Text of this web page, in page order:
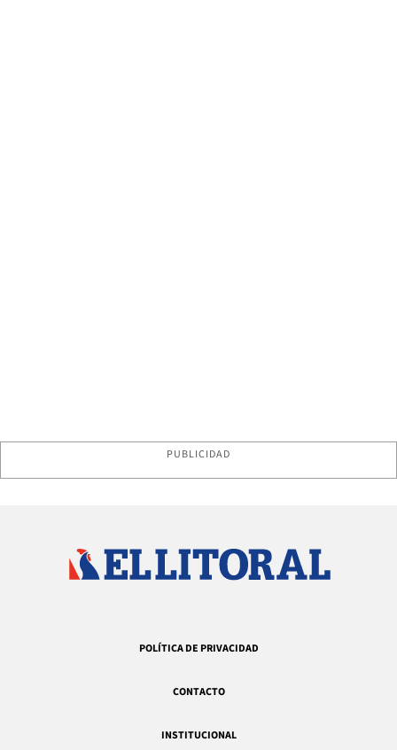
PUBLICIDAD
POLÍTICA DE PRIVACIDAD
CONTACTO
INSTITUCIONAL